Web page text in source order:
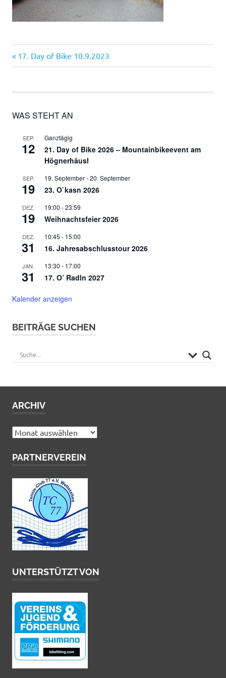
Beitragsnavigation
Vorheriger
Beitrag:
17. Day of Bike 10.9.2023
WAS STEHT AN
SEP.
12
Ganztägig
21. Day of Bike 2026 – Mountainbikeevent am
Högnerhäusl
SEP.
19
19. September-20. September
23. O`kasn 2026
DEZ.
19
19:00 -23:59
Weihnachtsfeier 2026
DEZ.
31
10:45 - 15:00
16. Jahresabschlusstour 2026
JAN.
31
13:30 - 17:00
17. O’ Radln 2027
Kalender anzeigen
BEITRÄGE SUCHEN
ARCHIV
Archiv
PARTNERVEREIN
UNTERSTÜTZT VON